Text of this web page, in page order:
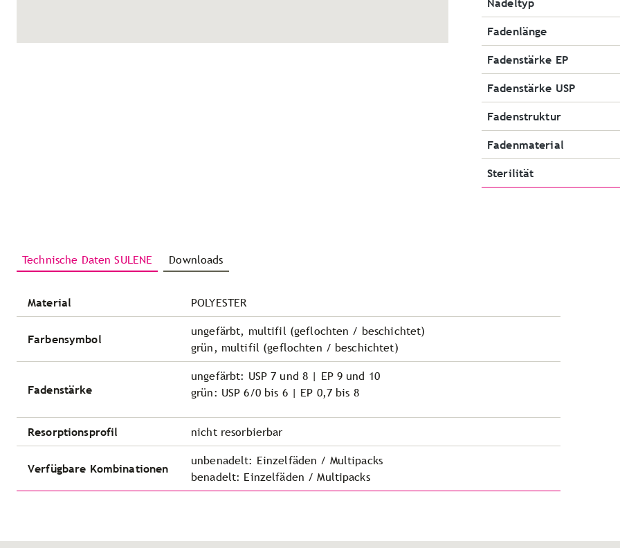
Fadenlänge
Fadenstärke EP
Fadenstärke USP
Fadenstruktur
Fadenmaterial
Sterilität
Technische Daten SULENE Downloads
Material POLYESTER
Farbensymbol
ungefärbt, multifil (geflochten / beschichtet)
grün, multifil (geflochten / beschichtet)
Fadenstärke
ungefärbt: USP 7 und 8 | EP 9 und 10
grün: USP 6/0 bis 6 | EP 0,7 bis 8
Resorptionsprofil nicht resorbierbar
Verfügbare Kombinationen
unbenadelt: Einzelfäden / Multipacks
benadelt: Einzelfäden / Multipacks